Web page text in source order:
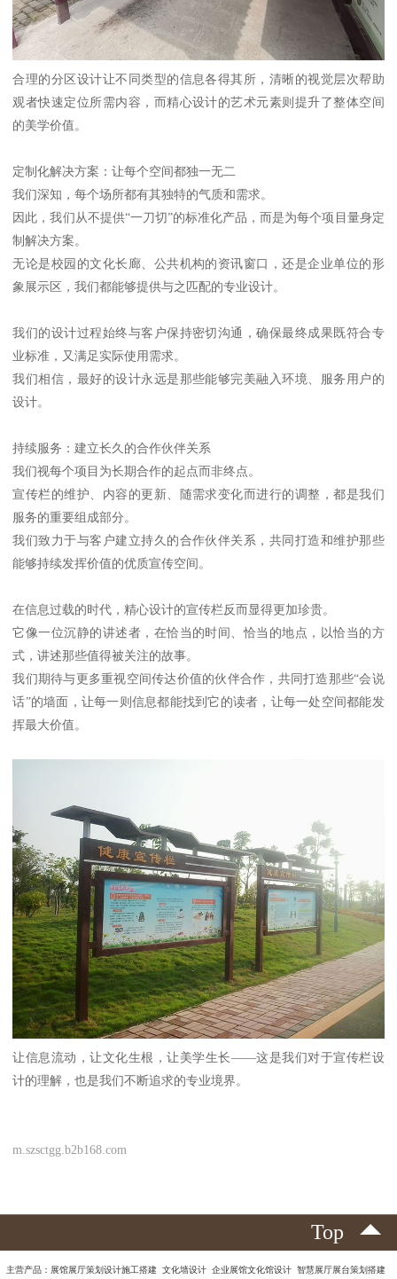
合理的分区设计让不同类型的信息各得其所，清晰的视觉层次帮助
观者快速定位所需内容，而精心设计的艺术元素则提升了整体空间
的美学价值。
定制化解决方案：让每个空间都独一无二
我们深知，每个场所都有其独特的气质和需求。
因此，我们从不提供“一刀切”的标准化产品，而是为每个项目量身定
制解决方案。
无论是校园的文化长廊、公共机构的资讯窗口，还是企业单位的形
象展示区，我们都能够提供与之匹配的专业设计。
我们的设计过程始终与客户保持密切沟通，确保最终成果既符合专
业标准，又满足实际使用需求。
我们相信，最好的设计永远是那些能够完美融入环境、服务用户的
设计。
持续服务：建立长久的合作伙伴关系
我们视每个项目为长期合作的起点而非终点。
宣传栏的维护、内容的更新、随需求变化而进行的调整，都是我们
服务的重要组成部分。
我们致力于与客户建立持久的合作伙伴关系，共同打造和维护那些
能够持续发挥价值的优质宣传空间。
在信息过载的时代，精心设计的宣传栏反而显得更加珍贵。
它像一位沉静的讲述者，在恰当的时间、恰当的地点，以恰当的方
式，讲述那些值得被关注的故事。
我们期待与更多重视空间传达价值的伙伴合作，共同打造那些“会说
话”的墙面，让每一则信息都能找到它的读者，让每一处空间都能发
挥最大价值。
让信息流动，让文化生根，让美学生长——这是我们对于宣传栏设
计的理解，也是我们不断追求的专业境界。
m.szsctgg.b2b168.com
Top
主营产品：展馆展厅策划设计施工搭建 文化墙设计 企业展馆文化馆设计 智慧展厅展台策划搭建